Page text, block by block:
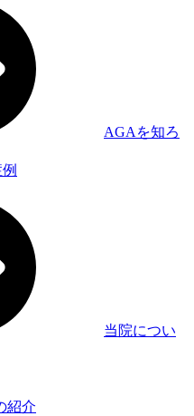
AGAを知ろ
当院につい
紹介